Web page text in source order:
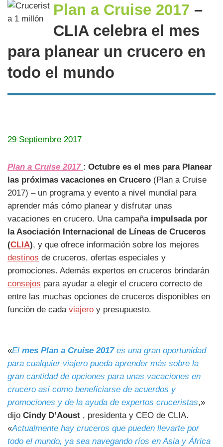
Plan a Cruise 2017 –
CLIA celebra el mes
para planear un crucero en
todo el mundo
29 Septiembre 2017
Plan a Cruise 2017 : Octubre es el mes para Planear
las próximas vacaciones en Crucero (Plan a Cruise
2017) – un programa y evento a nivel mundial para
aprender más cómo planear y disfrutar unas
vacaciones en crucero. Una campaña impulsada por
la Asociación Internacional de Líneas de Cruceros
(CLIA), y que ofrece información sobre los mejores
destinos de cruceros, ofertas especiales y
promociones. Además expertos en cruceros brindarán
consejos para ayudar a elegir el crucero correcto de
entre las muchas opciones de cruceros disponibles en
función de cada viajero y presupuesto.
«El mes Plan a Cruise 2017es una gran oportunidad
para cualquier viajero pueda aprender más sobre la
gran cantidad de opciones para unas vacaciones en
crucero así como beneficiarse de acuerdos y
promociones y de la ayuda de expertos cruceristas,»
dijo Cindy D’Aoust , presidenta y CEO de CLIA.
«Actualmente hay cruceros que pueden llevarte por
todo el mundo, ya sea navegando ríos en Asia y África